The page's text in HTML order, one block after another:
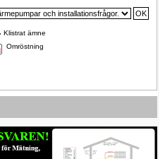
Klistrat ämne
Omröstning